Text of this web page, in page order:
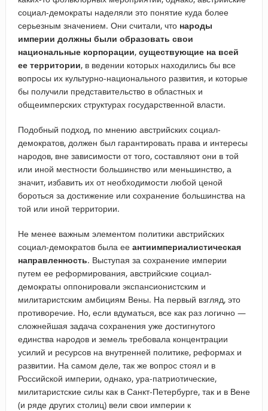
социал-демократы наделяли это понятие куда более
серьезным значением. Они считали, что народы
империи должны были образовать свои
национальные корпорации, существующие на всей
ее территории, в ведении которых находились бы все
вопросы их культурно-национального развития, и которые
бы получили представительство в областных и
общеимперских структурах государственной власти.
Подобный подход, по мнению австрийских социал-
демократов, должен был гарантировать права и интересы
народов, вне зависимости от того, составляют они в той
или иной местности большинство или меньшинство, а
значит, избавить их от необходимости любой ценой
бороться за достижение или сохранение большинства на
той или иной территории.
Не менее важным элементом политики австрийских
социал-демократов была ее антиимпериалистическая
направленность. Выступая за сохранение империи
путем ее реформирования, австрийские социал-
демократы оппонировали экспансионистским и
милитаристским амбициям Вены. На первый взгляд, это
противоречие. Но, если вдуматься, все как раз логично —
сложнейшая задача сохранения уже достигнутого
единства народов и земель требовала концентрации
усилий и ресурсов на внутренней политике, реформах и
развитии. На самом деле, так же вопрос стоял и в
Российской империи, однако, ура-патриотические,
милитаристские силы как в Санкт-Петербурге, так и в Вене
(и ряде других столиц) вели свои империи к